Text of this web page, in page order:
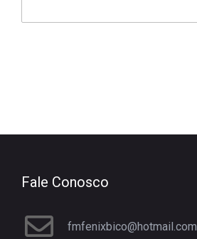
Fale Conosco
fmfenixbico@hotmail.com